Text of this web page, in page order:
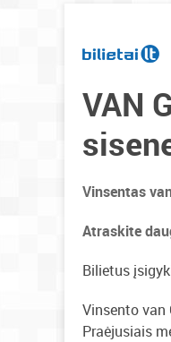
VAN
Vinsentas
Atraskite
Bilietus
Vinsento van
Praėjusiais